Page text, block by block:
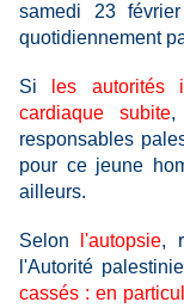
samedi 23
quotidiennement
Si
les autorités
cardiaque subite,
responsables
pour ce jeune
ailleurs.
Selon l'autopsie,
l'Autorité
cassés : en